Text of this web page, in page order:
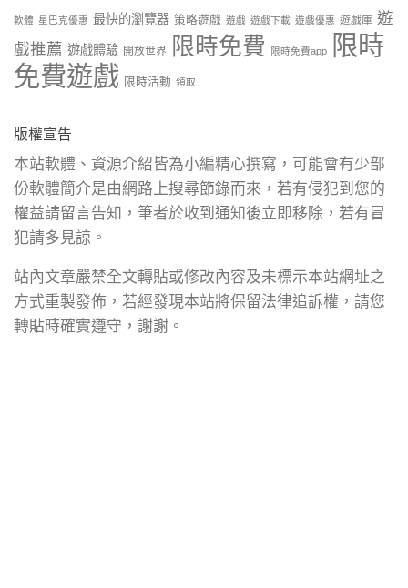
軟體 星巴克優惠 最快的瀏覽器 策略遊戲 遊戲 遊戲下載 遊戲優惠 遊戲庫 遊
戲推薦 遊戲體驗 開放世界 限時免費 限時免費app
限時
免費遊戲 限時活動 領取
版權宣告
本站軟體、資源介紹皆為小編精心撰寫，可能會有少部
份軟體簡介是由網路上搜尋節錄而來，若有侵犯到您的
權益請留言告知，筆者於收到通知後立即移除，若有冒
犯請多見諒。
站內文章嚴禁全文轉貼或修改內容及未標示本站網址之
方式重製發佈，若經發現本站將保留法律追訴權，請您
轉貼時確實遵守，謝謝。